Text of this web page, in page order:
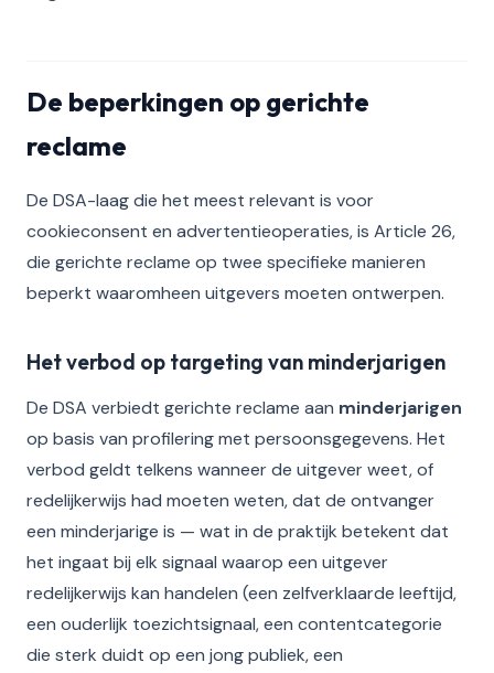
De beperkingen op gerichte
reclame
De DSA-laag die het meest relevant is voor
cookieconsent en advertentieoperaties, is Article 26,
die gerichte reclame op twee specifieke manieren
beperkt waaromheen uitgevers moeten ontwerpen.
Het verbod op targeting van minderjarigen
De DSA verbiedt gerichte reclame aan minderjarigen
op basis van profilering met persoonsgegevens. Het
verbod geldt telkens wanneer de uitgever weet, of
redelijkerwijs had moeten weten, dat de ontvanger
een minderjarige is — wat in de praktijk betekent dat
het ingaat bij elk signaal waarop een uitgever
redelijkerwijs kan handelen (een zelfverklaarde leeftijd,
een ouderlijk toezichtsignaal, een contentcategorie
die sterk duidt op een jong publiek, een